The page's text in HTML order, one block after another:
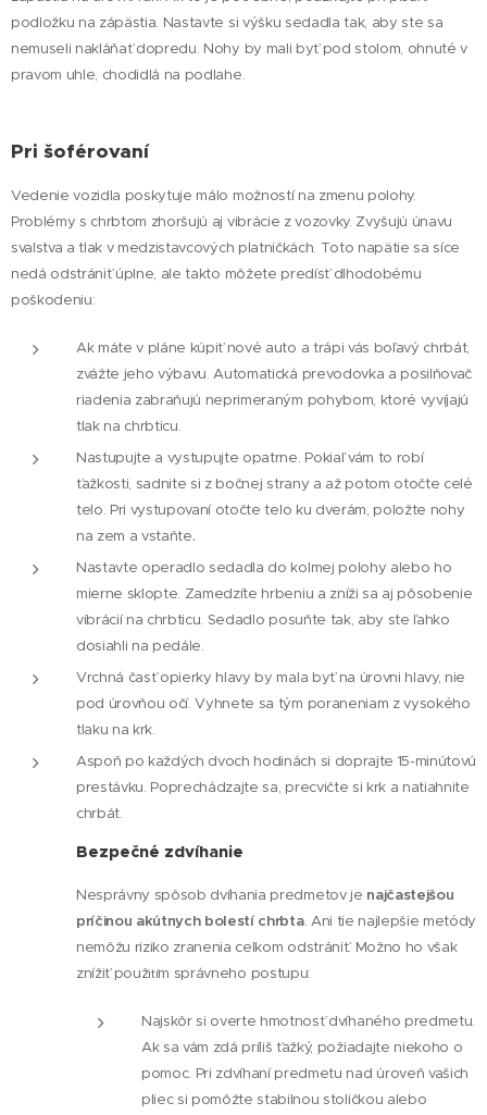
podložku na zápästia. Nastavte si výšku sedadla tak, aby ste sa
nemuseli nakláňať dopredu. Nohy by mali byť pod stolom, ohnuté v
pravom uhle, chodidlá na podlahe.
Pri šoférovaní
Vedenie vozidla poskytuje málo možností na zmenu polohy.
Problémy s chrbtom zhoršujú aj vibrácie z vozovky. Zvyšujú únavu
svalstva a tlak v medzistavcových platničkách. Toto napätie sa síce
nedá odstrániť úplne, ale takto môžete predísť dlhodobému
poškodeniu:
Ak máte v pláne kúpiť nové auto a trápi vás boľavý chrbát,
zvážte jeho výbavu. Automatická prevodovka a posilňovač
riadenia zabraňujú neprimeraným pohybom, ktoré vyvíjajú
tlak na chrbticu.
Nastupujte a vystupujte opatrne. Pokiaľ vám to robí
ťažkosti, sadnite si z bočnej strany a až potom otočte celé
telo. Pri vystupovaní otočte telo ku dverám, položte nohy
na zem a vstaňte.
Nastavte operadlo sedadla do kolmej polohy alebo ho
mierne sklopte. Zamedzíte hrbeniu a zníži sa aj pôsobenie
vibrácií na chrbticu. Sedadlo posuňte tak, aby ste ľahko
dosiahli na pedále.
Vrchná časť opierky hlavy by mala byť na úrovni hlavy, nie
pod úrovňou očí. Vyhnete sa tým poraneniam z vysokého
tlaku na krk.
Aspoň po každých dvoch hodinách si doprajte 15-minútovú
prestávku. Poprechádzajte sa, precvičte si krk a natiahnite
chrbát.
Bezpečné zdvíhanie
Nesprávny spôsob dvíhania predmetov je najčastejšou
príčinou akútnych bolestí chrbta. Ani tie najlepšie metódy
nemôžu riziko zranenia celkom odstrániť. Možno ho však
znížiť použitím správneho postupu:
Najskôr si overte hmotnosť dvíhaného predmetu.
Ak sa vám zdá príliš ťažký, požiadajte niekoho o
pomoc. Pri zdvíhaní predmetu nad úroveň vašich
pliec si pomôžte stabilnou stoličkou alebo